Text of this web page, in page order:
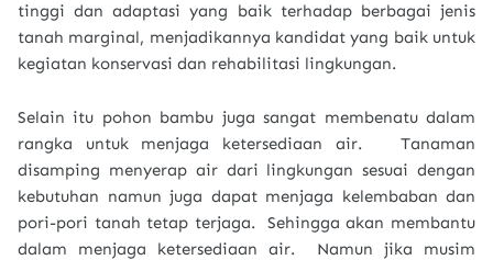
tinggi dan adaptasi yang baik terhadap berbagai jenis
tanah marginal, menjadikannya kandidat yang baik untuk
kegiatan konservasi dan rehabilitasi lingkungan.
Selain itu pohon bambu juga sangat membenatu dalam
rangka untuk menjaga ketersediaan air. Tanaman
disamping menyerap air dari lingkungan sesuai dengan
kebutuhan namun juga dapat menjaga kelembaban dan
pori-pori tanah tetap terjaga. Sehingga akan membantu
dalam menjaga ketersediaan air. Namun jika musim